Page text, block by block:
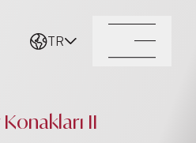
TR
Konakları II